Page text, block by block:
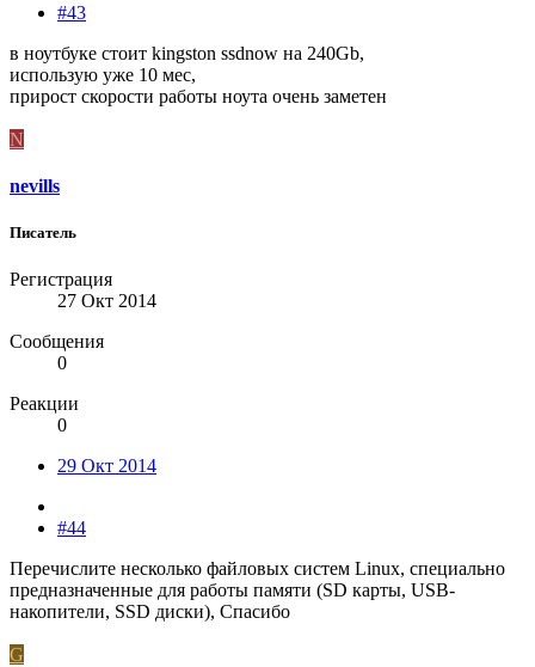
#43
в ноутбуке стоит kingston ssdnow на 240Gb,
использую уже 10 мес,
прирост скорости работы ноута очень заметен
N
nevills
Писатель
Регистрация
27 Окт 2014
Сообщения
0
Реакции
0
29 Окт 2014
#44
Перечислите несколько файловых систем Linux, специально
предназначенные для работы памяти (SD карты, USB-
накопители, SSD диски), Спасибо
G